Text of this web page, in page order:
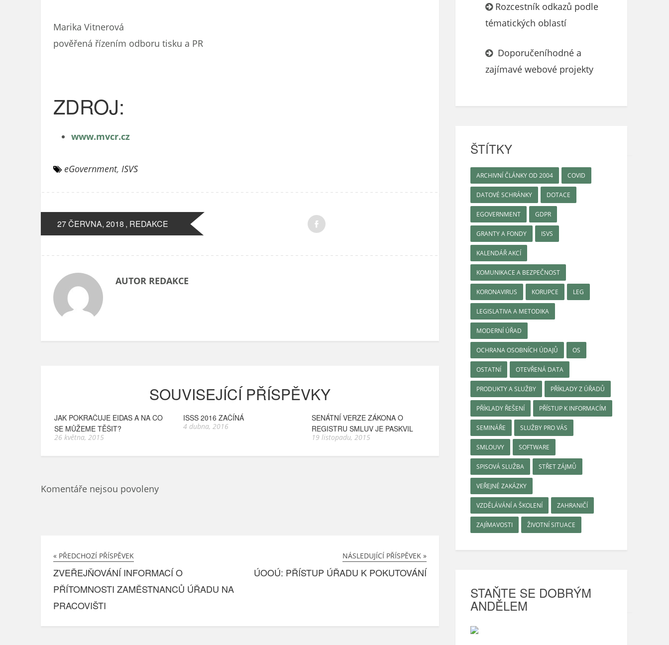
Marika Vitnerová
pověřená řízením odboru tisku a PR
ZDROJ:
www.mvcr.cz
eGovernment, ISVS
27 ČERVNA, 2018 , REDAKCE
AUTOR REDAKCE
SOUVISEJÍCÍ PŘÍSPĚVKY
JAK POKRAČUJE EIDAS A NA CO
SE MŮŽEME TĚŠIT?
26 května, 2015
ISSS 2016 ZAČÍNÁ
4 dubna, 2016
SENÁTNÍ VERZE ZÁKONA O
REGISTRU SMLUV JE PASKVIL
19 listopadu, 2015
Komentáře nejsou povoleny
« PŘEDCHOZÍ PŘÍSPĚVEK
ZVEŘEJŇOVÁNÍ INFORMACÍ O
PŘÍTOMNOSTI ZAMĚSTNANCŮ ÚŘADU NA
PRACOVIŠTI
NÁSLEDUJÍCÍ PŘÍSPĚVEK »
ÚOOÚ: PŘÍSTUP ÚŘADU K POKUTOVÁNÍ
Rozcestník odkazů podle
tématických oblastí
Doporučeníhodné a
zajímavé webové projekty
ŠTÍTKY
ARCHIVNÍ ČLÁNKY OD 2004 COVID
DATOVÉ SCHRÁNKY DOTACE
EGOVERNMENT GDPR
GRANTY A FONDY ISVS
KALENDÁŘ AKCÍ
KOMUNIKACE A BEZPEČNOST
KORONAVIRUS KORUPCE LEG
LEGISLATIVA A METODIKA
MODERNÍ ÚŘAD
OCHRANA OSOBNÍCH ÚDAJŮ OS
OSTATNÍ OTEVŘENÁ DATA
PRODUKTY A SLUŽBY PŘÍKLADY Z ÚŘADŮ
PŘÍKLADY ŘEŠENÍ PŘÍSTUP K INFORMACÍM
SEMINÁŘE SLUŽBY PRO VÁS
SMLOUVY SOFTWARE
SPISOVÁ SLUŽBA STŘET ZÁJMŮ
VEŘEJNÉ ZAKÁZKY
VZDĚLÁVÁNÍ A ŠKOLENÍ ZAHRANIČÍ
ZAJÍMAVOSTI ŽIVOTNÍ SITUACE
STAŇTE SE DOBRÝM
ANDĚLEM